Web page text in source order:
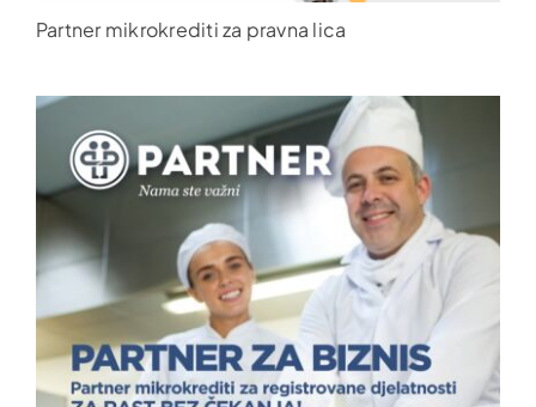
Partner mikrokrediti za pravna lica